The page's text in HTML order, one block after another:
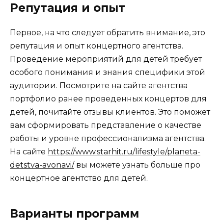
Репутация и опыт
Первое, на что следует обратить внимание, это
репутация и опыт концертного агентства.
Проведение мероприятий для детей требует
особого понимания и знания специфики этой
аудитории. Посмотрите на сайте агентства
портфолио ранее проведенных концертов для
детей, почитайте отзывы клиентов. Это поможет
вам сформировать представление о качестве
работы и уровне профессионализма агентства.
На сайте https://www.starhit.ru/lifestyle/planeta-
detstva-avonavi/вы можете узнать больше про
концертное агентство для детей.
Варианты программ